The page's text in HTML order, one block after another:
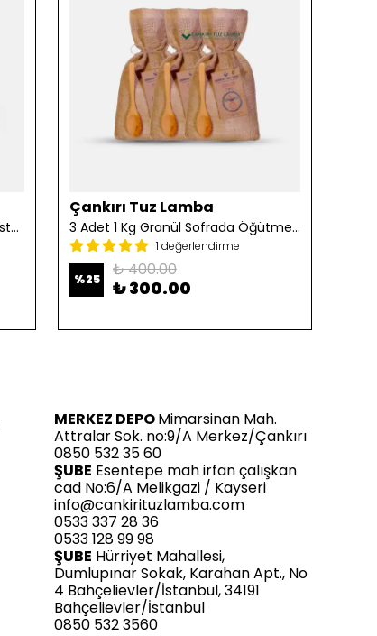
2 Adet 1 Kg Öğütülmüş Çankırı Kristal Kaya Tuzu
Çankırı Tuz Lamba
3 Adet 1 Kg Granül Sofrada Öğütme Tuzu
1 değerlendirme
%25 ₺ 400.00
₺ 300.00
MERKEZ DEPOMimarsinan Mah.
Attralar Sok. no:9/A Merkez/Çankırı
0850 532 35 60
ŞUBE Esentepe mah irfan çalışkan
cad No:6/A Melikgazi / Kayseri
info@cankirituzlamba.com
0533 337 28 36
0533 128 99 98
ŞUBE Hürriyet Mahallesi,
Dumlupınar Sokak, Karahan Apt., No
4 Bahçelievler/İstanbul, 34191
Bahçelievler/İstanbul
0850 532 3560